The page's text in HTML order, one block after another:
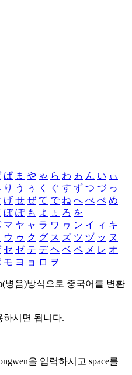
ぱ ま や ゃ ら わ ゎ ん い ぃ
り う ぅ く ぐ す ず つ づ っ
げ せ ぜ て で ね へ べ ぺ め
ぼ ぽ も よ ょ ろ を
マ ヤ ャ ラ ワ ヮ ン イ ィ キ
ウ ゥ ク グ ス ズ ツ ヅ ッ ヌ
セ ゼ テ デ ヘ ベ ペ メ レ オ
モ ヨ ョ ロ ヲ ―
병음)방식으로 중국어를 변환
하시면 됩니다.
을 입력하시고 space를